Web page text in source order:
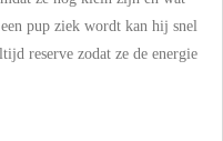
pup ziek wordt kan hij snel
reserve zodat ze de energie